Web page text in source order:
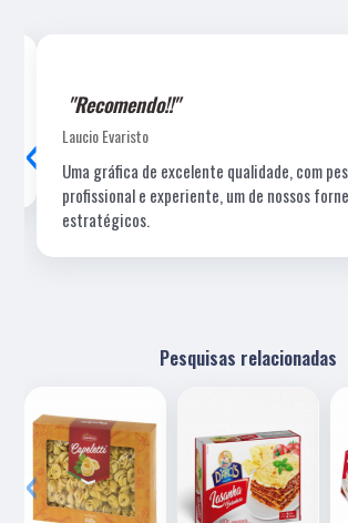
"Recomendo!!"
Laucio Evaristo
Uma gráfica de excelente qualidade, com
profissional e experiente, um de nossos
estratégicos.
‹
Pesquisas relacionadas
‹